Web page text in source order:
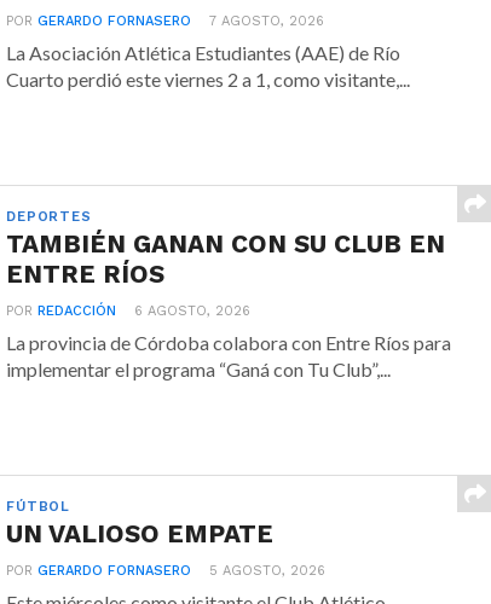
PORGERARDO FORNASERO 7 AGOSTO, 2026
La Asociación Atlética Estudiantes (AAE) de Río
Cuarto perdió este viernes 2 a 1, como visitante,...
DEPORTES
TAMBIÉN GANAN CON SU CLUB EN
ENTRE RÍOS
PORREDACCIÓN 6 AGOSTO, 2026
La provincia de Córdoba colabora con Entre Ríos para
implementar el programa “Ganá con Tu Club”,...
FÚTBOL
UN VALIOSO EMPATE
PORGERARDO FORNASERO 5 AGOSTO, 2026